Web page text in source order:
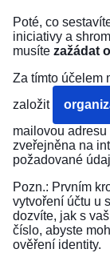
Poté, co
iniciativy a
musíte zažádat
Za tímto účelem
založit
mailovou
zveřejněna na
požadované
Pozn.: Prvním
vytvoření účtu u
dozvíte, jak s
číslo, abyste
ověření identity.